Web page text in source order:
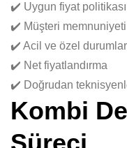
✔️ Uygun fiyat politikası
✔️ Müşteri memnuniyeti
✔️ Acil ve özel
✔️ Net fiyatlandırma
✔️ Doğrudan
Kombi